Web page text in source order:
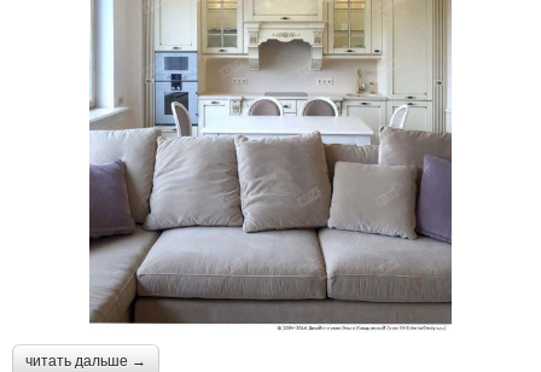
читать дальше →